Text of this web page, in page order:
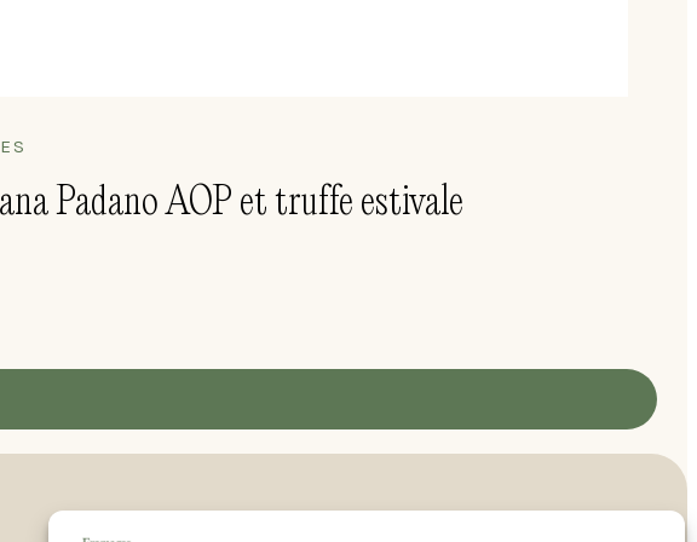
Padano AOP et truffe estivale